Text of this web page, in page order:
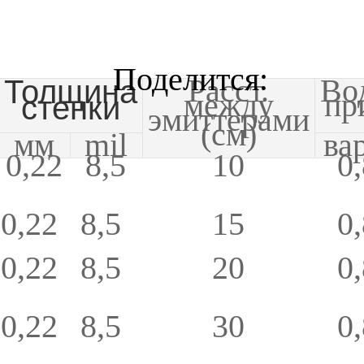
Толщина
стенки Расст.
между
эмиттерами
(см)
мм
mil
0,22 8,5 10
0,22
8,5 15
0,22
8,5 20
0,22
8,5 30